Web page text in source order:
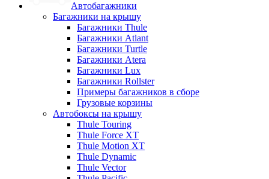
Автобагажники
Багажники на крышу
Багажники Thule
Багажники Atlant
Багажники Turtle
Багажники Atera
Багажники Lux
Багажники Rollster
Примеры багажников в сборе
Грузовые корзины
Автобоксы на крышу
Thule Touring
Thule Force XT
Thule Motion XT
Thule Dynamic
Thule Vector